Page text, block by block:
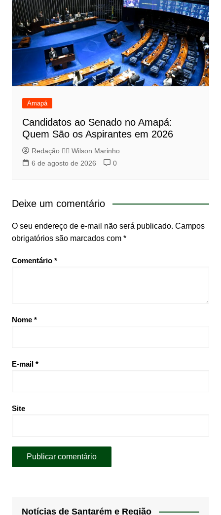
Amapá
Candidatos ao Senado no Amapá:
Quem São os Aspirantes em 2026
Redação 👨‍⚖️​ Wilson Marinho
6 de agosto de 2026
0
Deixe um comentário
O seu endereço de e-mail não será publicado. Campos
obrigatórios são marcados com *
Comentário *
Nome *
E-mail *
Site
Notícias de Santarém e Região